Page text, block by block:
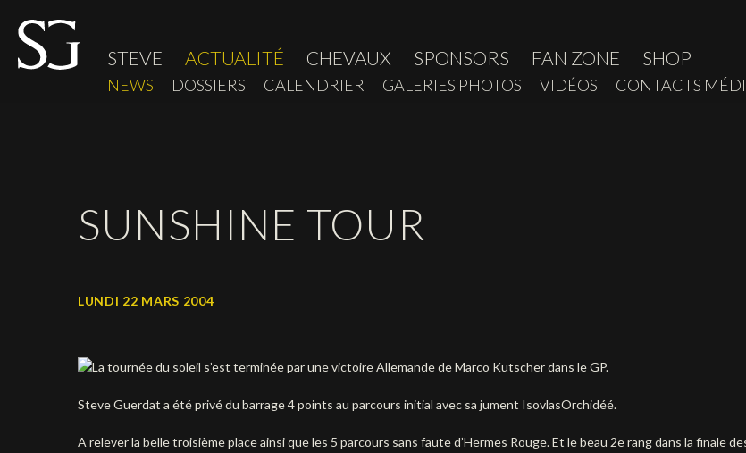
STEVE ACTUALITÉ CHEVAUX SPONSORS FAN ZONE SHOP
NEWS DOSSIERS CALENDRIER GALERIES PHOTOS VIDÉOS CONTACTS
SUNSHINE TOUR
LUNDI 22 MARS 2004
La tournée du soleil s’est terminée par une victoire Allemande de Marco Kutscher dans le GP.
Steve Guerdat a été privé du barrage 4 points au parcours initial avec sa jument IsovlasOrchidéé.
A relever la belle troisième place ainsi que les 5 parcours sans faute d’Hermes Rouge. Et le beau 2e rang dans la finale